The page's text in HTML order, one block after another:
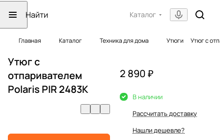
Каталог
Главная Каталог Техника для дома Утюги Утюг с
Утюг с
отпаривателем
Polaris PIR 2483K
2 890 ₽
В наличии
Рассчитать доставку
Нашли дешевле?